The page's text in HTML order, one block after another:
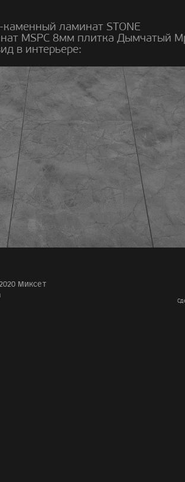
ламинат STONE
MSPC 8мм плитка Дымчатый
в интерьере:
Миксет